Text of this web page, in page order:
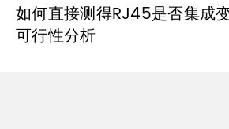
如何直接测得RJ45是否集成
可行性分析